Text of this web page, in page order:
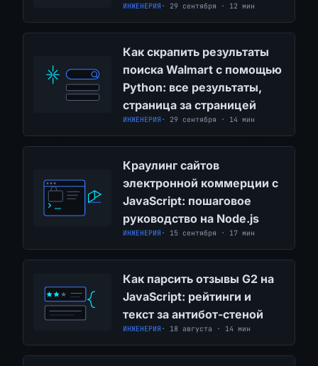
ИНЖЕНЕРИЯ · 29 сентября · 12 мин
Как скрапить результаты
поиска Walmart с помощью
Python: все результаты,
страница за страницей
ИНЖЕНЕРИЯ · 29 сентября · 14 мин
Краулинг сайтов
электронной коммерции с
JavaScript: пошаговое
руководство на Node.js
ИНЖЕНЕРИЯ · 15 сентября · 17 мин
Как парсить отзывы G2 на
JavaScript: рейтинги и
текст за антибот-стеной
ИНЖЕНЕРИЯ · 18 августа · 14 мин